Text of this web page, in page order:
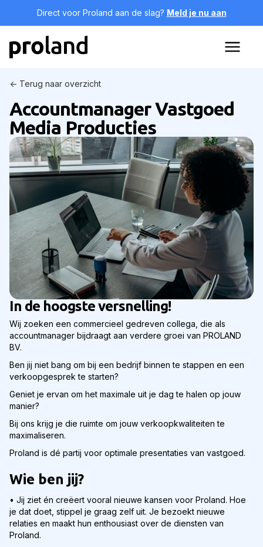
Direct voor Proland aan de slag? Meld je nu aan
<- Terug naar overzicht
Accountmanager Vastgoed
Media Producties
In de hoogste versnelling!
Wij zoeken een commercieel gedreven collega, die als
accountmanager bijdraagt aan verdere groei van PROLAND
BV.
Ben jij niet bang om bij een bedrijf binnen te stappen en een
verkoopgesprek te starten?
Geniet je ervan om het maximale uit je dag te halen op jouw
manier?
Bij ons krijg je die ruimte om jouw verkoopkwaliteiten te
maximaliseren.
Proland is dé partij voor optimale presentaties van vastgoed.
Wie ben jij?
• Jij ziet én creëert vooral nieuwe kansen voor Proland. Hoe
je dat doet, stippel je graag zelf uit. Je bezoekt nieuwe
relaties en maakt hun enthousiast over de diensten van
Proland.